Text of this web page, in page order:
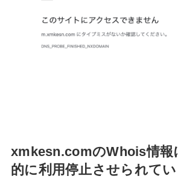
xmkesn.comのWhois情報
的に利用停止させられてい